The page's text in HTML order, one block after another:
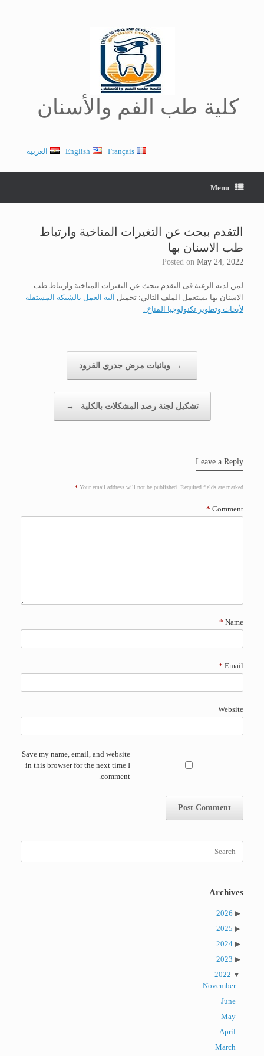
كلية طب الفم والأسنان
العربية English Français
Menu
التقدم ببحث عن التغيرات المناخية وارتباط
طب الاسنان بها
Posted on May 24, 2022
لمن لديه الرغبة فى التقدم ببحث عن التغيرات المناخية وارتباط طب
الاسنان بها يستعمل الملف التالي: تحميل آلية العمل بالشبكة المستقلة
لأبحاث وتطوير تكنولوجيا المناخ .
←
وبائيات مرض جدري القرود
تشكيل لجنة رصد المشكلات بالكلية →
Leave a Reply
Your email address will not be published. Required fields are marked
*
Comment
*
Name
*
Email
*
Website
Save my name, email, and website
in this browser for the next time I
comment.
Archives
2026
2025
2024
2023
2022
November
June
May
April
March